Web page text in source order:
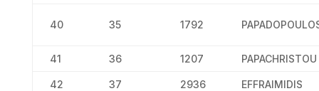
40 35 1792
41 36 1207 PAPACHRISTOU
42 37 2936 EFFRAIMIDIS